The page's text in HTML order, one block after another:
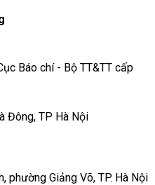
Báo chí - Bộ TT&TT cấp
Đông, TP Hà Nội
phường Giảng Võ, TP. Hà Nội